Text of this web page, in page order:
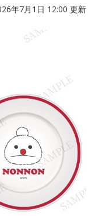
年7月1日 12:00 更新